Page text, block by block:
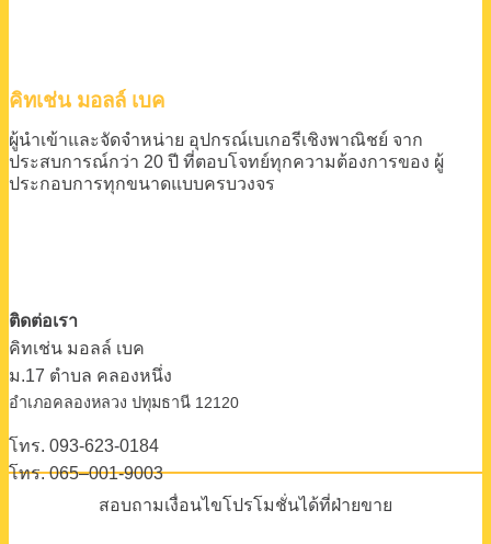
คิทเช่น มอลล์ เบค
ผู้นำเข้าและจัดจำหน่าย อุปกรณ์เบเกอรีเชิงพาณิชย์ จาก
ประสบการณ์กว่า 20 ปี ที่ตอบโจทย์ทุกความต้องการของ ผู้
ประกอบการทุกขนาดแบบครบวงจร
ติดต่อเรา
คิทเช่น มอลล์ เบค
ม.17 ตําบล คลองหนึ่ง
อําเภอคลองหลวง ปทุมธานี 12120
โทร. 093-623-0184
โทร. 065–001-9003
สอบถามเงื่อนไขโปรโมชั่นได้ที่ฝ่ายขาย